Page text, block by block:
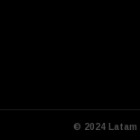
© 2024